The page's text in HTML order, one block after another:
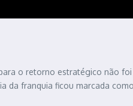
o retorno estratégico não
da franquia ficou marcada